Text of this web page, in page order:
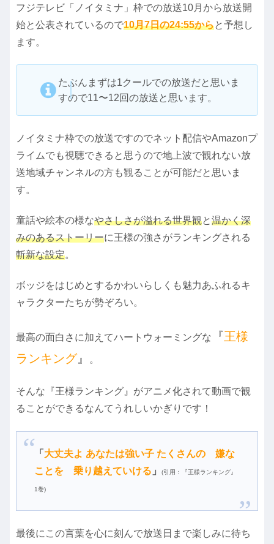
フジテレビ「ノイタミナ」枠での放送10月から放送開
始と公表されているので10月7日の24:55からと予想し
ます。
たぶんまずは1クールでの放送だと思いま
すので11〜12回の放送と思います。
ノイタミナ枠での放送ですのでネット配信やAmazonプ
ライムでも視聴できると思うので地上波で観れない放
送地域チャンネルの方も観ることが可能だと思いま
す。
童話や絵本の様なやさしさが溢れる世界観と温かく深
みのあるストーリーに王様の強さがランキングされる
斬新な設定。
ボッジをはじめとするかわいらしくも魅力あふれるキ
ャラクターたちが勢ぞろい。
最高の面白さに加えてハートウォーミングな 『王様
ランキング』 。
そんな『王様ランキング』がアニメ化されて動画で観
ることができるなんてうれしいかぎりです！
「 大丈夫よ あなたは強い子 たくさんの 嫌な
ことを 乗り越えていける 」 (引用：『王様ランキング』
1巻)
最後にこの言葉を心に刻んで放送日まで楽しみに待ち